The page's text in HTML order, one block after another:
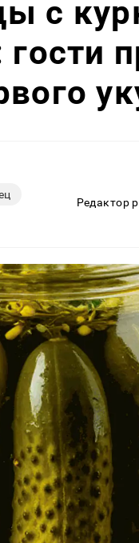
с
Редактор